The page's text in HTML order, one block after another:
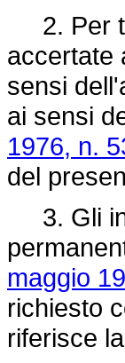
2. Per
accertate
sensi
ai sensi
1976, n.
del
3. Gli
maggio
richiesto
riferisce